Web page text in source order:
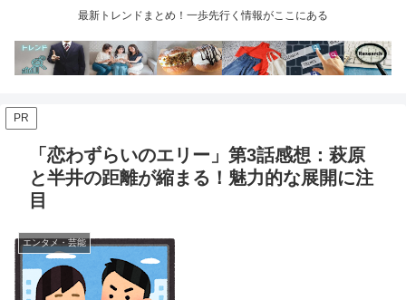
最新トレンドまとめ！一歩先行く情報がここにある
PR
「恋わずらいのエリー」第3話感想：萩原
と半井の距離が縮まる！魅力的な展開に注
目
エンタメ・芸能